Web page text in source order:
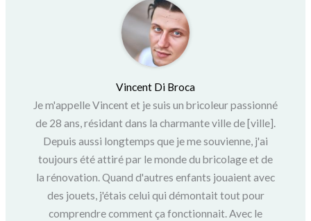
Vincent Di Broca
Je m'appelle Vincent et je suis un bricoleur passionné
de 28 ans, résidant dans la charmante ville de [ville].
Depuis aussi longtemps que je me souvienne, j'ai
toujours été attiré par le monde du bricolage et de
la rénovation. Quand d'autres enfants jouaient avec
des jouets, j'étais celui qui démontait tout pour
comprendre comment ça fonctionnait. Avec le